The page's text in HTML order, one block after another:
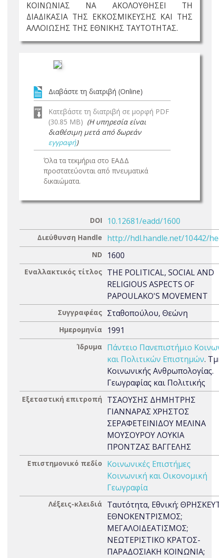
ΚΟΙΝΩΝΙΑΣ ΝΑ ΑΚΟΛΟΥΘΗΣΕΙ ΤΗ
ΔΙΑΔΙΚΑΣΙΑ ΤΗΣ ΕΚΚΟΣΜΙΚΕΥΣΗΣ ΚΑΙ ΤΗΣ
ΑΛΛΟΙΩΣΗΣ ΤΗΣ ΕΘΝΙΚΗΣ ΤΑΥΤΟΤΗΤΑΣ.
Διαβάστε τη διατριβή (Online)
Κατεβάστε τη διατριβή σε μορφή PDF
(30.85 MB) (Η υπηρεσία είναι
διαθέσιμη μετά από δωρεάν
εγγραφή)
Όλα τα τεκμήρια στο ΕΑΔΔ
προστατεύονται από πνευματικά
δικαιώματα.
DOI 10.12681/eadd/1600
Διεύθυνση Handle http://hdl.handle.net/10442/
ND 1600
Εναλλακτικός τίτλος THE POLITICAL, SOCIAL AND
RELIGIOUS ASPECTS OF
PAPOULAKO'S MOVEMENT
Συγγραφέας Σταθοπούλου, Θεώνη
Ημερομηνία 1991
Ίδρυμα
Πάντειο Πανεπιστήμιο
και Πολιτικών Επιστημών.
Κοινωνικής Ανθρωπολογίας.
Γεωγραφίας και Πολιτικής
Εξεταστική επιτροπή
ΤΣΑΟΥΣΗΣ ΔΗΜΗΤΡΗΣ
ΓΙΑΝΝΑΡΑΣ ΧΡΗΣΤΟΣ
ΣΕΡΑΦΕΤΕΙΝΙΔΟΥ ΜΕΛΙΝΑ
ΜΟΥΣΟΥΡΟΥ ΛΟΥΚΙΑ
ΠΡΟΝΤΖΑΣ ΒΑΓΓΕΛΗΣ
Επιστημονικό πεδίο
Κοινωνικές Επιστήμες
Κοινωνική και Οικονομική
Γεωγραφία
Λέξεις-κλειδιά
Ταυτότητα, Εθνική;
ΕΘΝΟΚΕΝΤΡΙΣΜΟΣ;
ΜΕΓΑΛΟΙΔΕΑΤΙΣΜΟΣ;
ΝΕΩΤΕΡΙΣΤΙΚΟ ΚΡΑΤΟΣ-
ΠΑΡΑΔΟΣΙΑΚΗ ΚΟΙΝΩΝΙΑ;